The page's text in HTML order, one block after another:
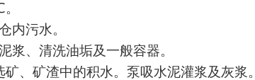
内污水。
浆、清洗油垢及一般容器。
、矿渣中的积水。泵吸水泥灌浆及灰浆。